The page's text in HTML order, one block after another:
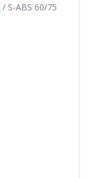
/ S-ABS 60/75